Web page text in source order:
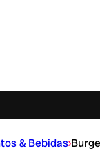
& Bebidas›